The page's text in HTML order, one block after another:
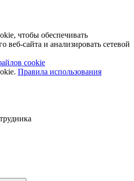
чтобы обеспечивать
веб-сайта и анализировать сетевой
cookie
Правила использования